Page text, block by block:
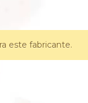
este fabricante.